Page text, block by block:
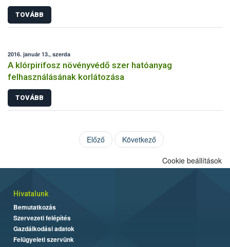
TOVÁBB
2016. január 13., szerda
A klórpirifosz növényvédő szer hatóanyag
felhasználásának korlátozása
TOVÁBB
Előző Következő
Cookie beállítások
Hivatalunk
Bemutatkozás
Szervezeti felépítés
Gazdálkodási adatok
Felügyeleti szervünk